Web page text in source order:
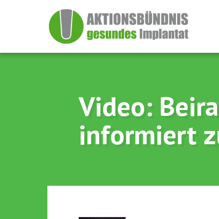
Video:
informiert